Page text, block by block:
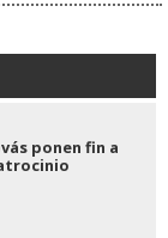
ponen fin a